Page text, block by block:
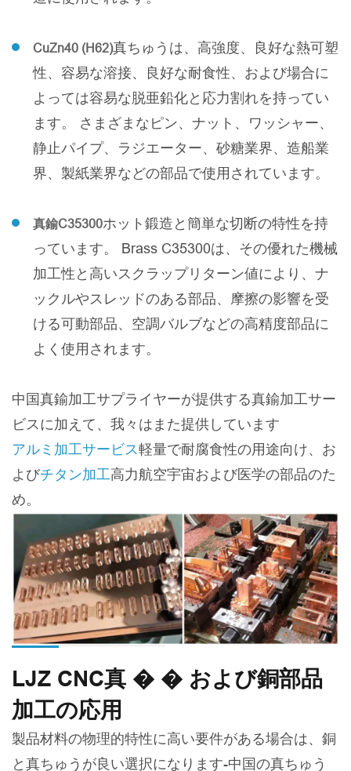
CuZn40 (H62)真ちゅうは、高強度、良好な熱可塑
性、容易な溶接、良好な耐食性、および場合に
よっては容易な脱亜鉛化と応力割れを持ってい
ます。 さまざまなピン、ナット、ワッシャー、
静止パイプ、ラジエーター、砂糖業界、造船業
界、製紙業界などの部品で使用されています。
真鍮C35300ホット鍛造と簡単な切断の特性を持
っています。 Brass C35300は、その優れた機械
加工性と高いスクラップリターン値により、ナ
ックルやスレッドのある部品、摩擦の影響を受
ける可動部品、空調バルブなどの高精度部品に
よく使用されます。
中国真鍮加工サプライヤーが提供する真鍮加工サー
ビスに加えて、我々はまた提供しています
アルミ加工サービス軽量で耐腐食性の用途向け、お
よびチタン加工高力航空宇宙および医学の部品のた
め。
LJZ CNC真 � � および銅部品
加工の応用
製品材料の物理的特性に高い要件がある場合は、銅
と真ちゅうが良い選択になります-中国の真ちゅう